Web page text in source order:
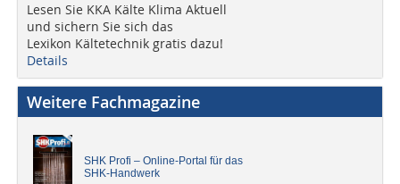
Lesen Sie KKA Kälte Klima Aktuell
und sichern Sie sich das
Lexikon Kältetechnik gratis dazu!
Details
Weitere Fachmagazine
SHK Profi – Online-Portal für das
SHK-Handwerk